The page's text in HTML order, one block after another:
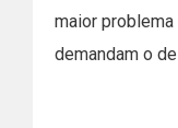
maior
demandam o